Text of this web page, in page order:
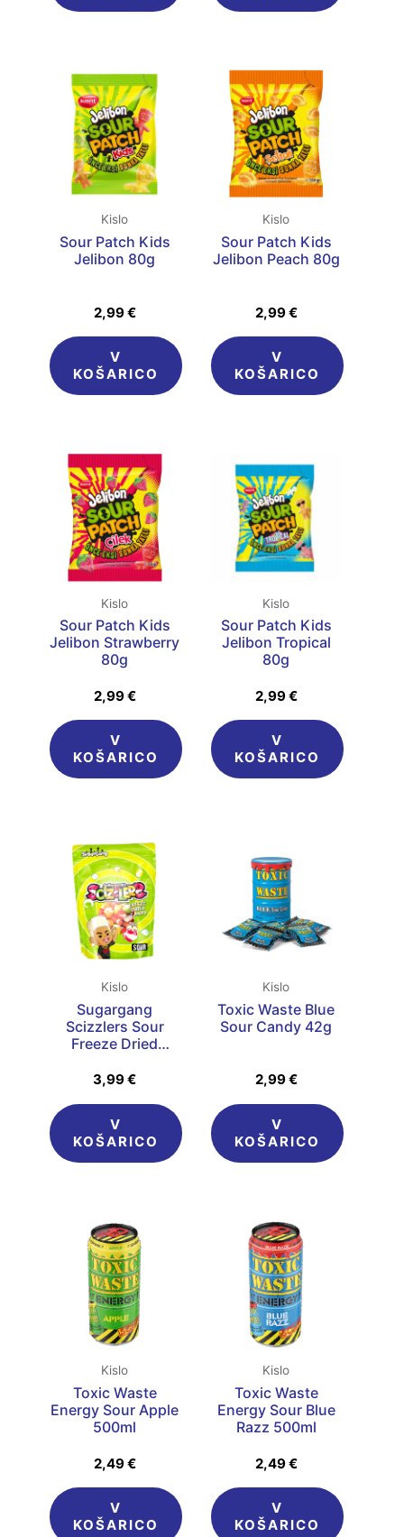
Kislo
Sour Patch Kids
Jelibon 80g
2,99€
V
KOŠARICO
Kislo
Sour Patch Kids
Jelibon Peach 80g
2,99€
V
KOŠARICO
Kislo
Sour Patch Kids
Jelibon Strawberry
80g
2,99€
V
KOŠARICO
Kislo
Sour Patch Kids
Jelibon Tropical
80g
2,99€
V
KOŠARICO
Kislo
Sugargang
Scizzlers Sour
Freeze Dried
3,99€
V
KOŠARICO
Kislo
Toxic Waste Blue
Sour Candy 42g
2,99€
V
KOŠARICO
Kislo
Toxic Waste
Energy Sour Apple
500ml
2,49€
V
KOŠARICO
Kislo
Toxic Waste
Energy Sour Blue
Razz 500ml
2,49€
V
KOŠARICO